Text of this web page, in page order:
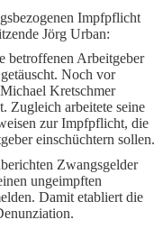
Impfpflicht
Jörg Urban:
betroffenen Arbeitgeber
Noch vor
Kretschmer
Zugleich arbeitete seine
zur Impfpflicht, die
einschüchtern sollen.
Zwangsgelder
ungeimpften
Damit etabliert die